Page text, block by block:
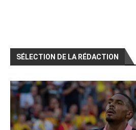
SÉLECTION DE LA RÉDACTION